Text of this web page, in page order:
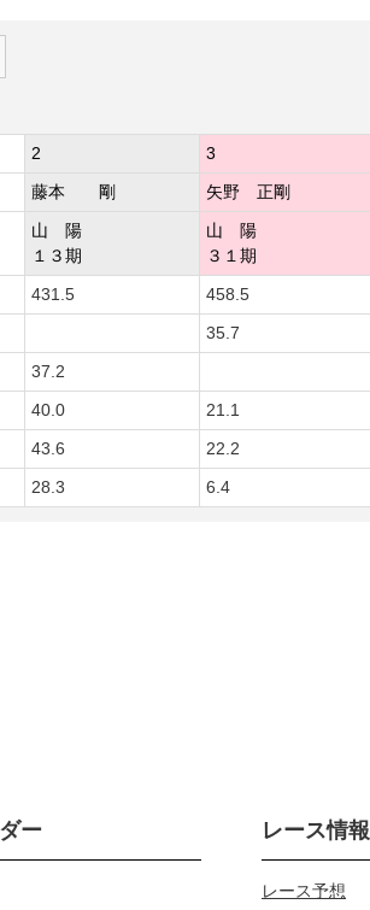
2 3
藤本 剛 矢野 正剛
山 陽
１３期
山 陽
３１期
431.5 458.5
35.7
37.2
40.0 21.1
43.6 22.2
28.3 6.4
ー レース情報
レース予想